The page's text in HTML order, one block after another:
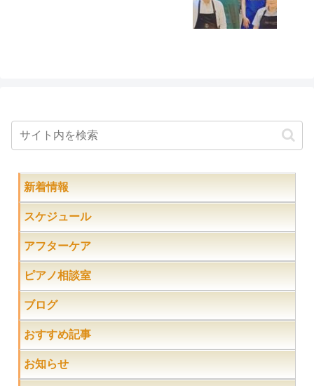
新着情報
スケジュール
アフターケア
ピアノ相談室
ブログ
おすすめ記事
お知らせ